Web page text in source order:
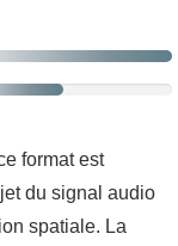
format est
du signal audio
spatiale. La